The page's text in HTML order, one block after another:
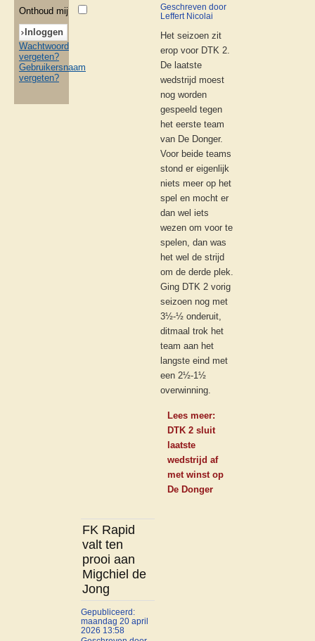
Onthoud mij
Wachtwoord
vergeten?
Gebruikersnaam
vergeten?
Geschreven door
Leffert Nicolai
Het seizoen zit
erop voor DTK 2.
De laatste
wedstrijd moest
nog worden
gespeeld tegen
het eerste team
van De Donger.
Voor beide teams
stond er eigenlijk
niets meer op het
spel en mocht er
dan wel iets
wezen om voor te
spelen, dan was
het wel de strijd
om de derde plek.
Ging DTK 2 vorig
seizoen nog met
3½-½ onderuit,
ditmaal trok het
team aan het
langste eind met
een 2½-1½
overwinning.
Lees meer:
DTK 2 sluit
laatste
wedstrijd af
met winst op
De Donger
FK Rapid
valt ten
prooi aan
Migchiel de
Jong
Gepubliceerd:
maandag 20 april
2026 13:58